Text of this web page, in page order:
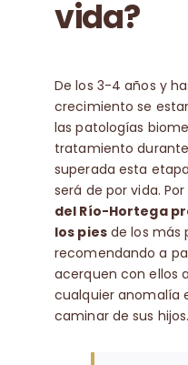
vida?
De los 3-4 años y
crecimiento se
las patologías
tratamiento
superada esta
será de por vida.
del Río-Hortega
los piesde los más
recomendando a
acerquen con ellos
cualquier anomalía
caminar de sus hijos.